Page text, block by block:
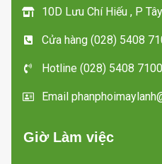
10D Lưu Chí Hiếu , P
Cửa hàng (028) 5408
Hotline (028) 5408 7100
Email
Giờ Làm việc